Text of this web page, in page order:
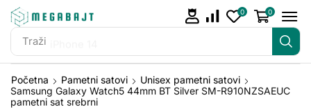
Traži
0 0
Početna Pametni satovi
Unisex pametni satovi
Samsung Galaxy Watch5 44mm BT Silver SM-R910NZSAEUC
pametni sat srebrni